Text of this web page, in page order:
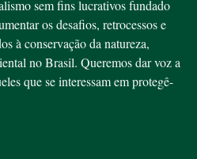
sem fins lucrativos fundado
os desafios, retrocessos e
à conservação da natureza,
no Brasil. Queremos dar voz a
que se interessam em protegê-